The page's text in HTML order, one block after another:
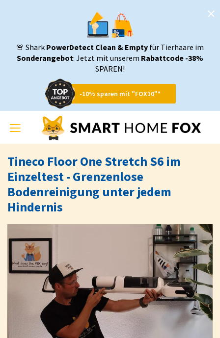
🚨 Shark PowerDetect Clean & Empty für Tierhaare im
Sonderangebot: Jetzt mit unserem Rabattcode -38%
SPAREN!
-10% sparen mit "FOX10"*
Toggle
navigation
Tineco Floor One Stretch S6 im
Einzeltest - Grenzenlose
Bodenreinigung unter jedem
Hindernis